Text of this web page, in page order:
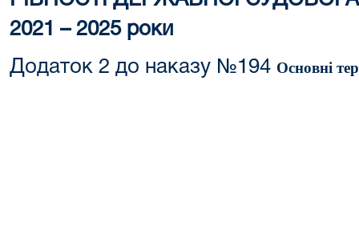
2021 – 2025 роки
Додаток 2 до наказу №194 Основні